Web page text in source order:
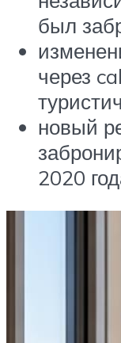
был
через
новый
2020